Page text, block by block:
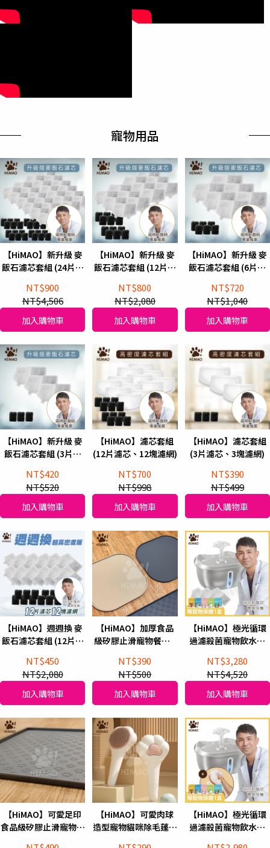
寵物用品
【HiMAO】新升級 麥
飯石濾芯套組 (24片濾
NT$900
NT$4,506
加入購物車
【HiMAO】新升級 麥
飯石濾芯套組 (12片濾
NT$800
NT$2,080
加入購物車
【HiMAO】新升級 麥
飯石濾芯套組 (6片濾
NT$720
NT$1,040
加入購物車
【HiMAO】新升級 麥
飯石濾芯套組 (3片濾
NT$420
NT$520
加入購物車
【HiMAO】濾芯套組
(12片濾芯、12塊濾網)
NT$700
NT$998
加入購物車
【HiMAO】濾芯套組
(3片濾芯、3塊濾網)
NT$390
NT$499
加入購物車
【HiMAO】週週換 麥
飯石濾芯套組 (12片濾
NT$450
NT$2,080
加入購物車
【HiMAO】加厚食品
級矽膠止滑寵物餐墊_
NT$390
NT$500
加入購物車
【HiMAO】極光循環
過濾殺菌寵物飲水機
套組)
NT$3,280
NT$4,520
加入購物車
【HiMAO】可愛足印
食品級矽膠止滑寵物餐
【HiMAO】可愛肉球
造型寵物貓咪除毛蓬蓬
【HiMAO】極光循環
過濾殺菌寵物飲水機